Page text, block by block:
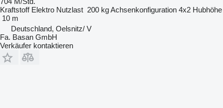
Kraftstoff Elektro Nutzlast 200 kgAchsenkonfiguration 4x2 Hubhöhe
10 m
Deutschland, Oelsnitz/ V
Fa. Basan GmbH
Verkäufer kontaktieren